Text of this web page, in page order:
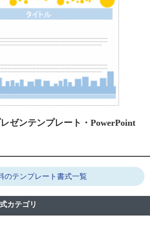
ゼンテンプレート・PowerPoint
のテンプレート書式一覧
カテゴリ